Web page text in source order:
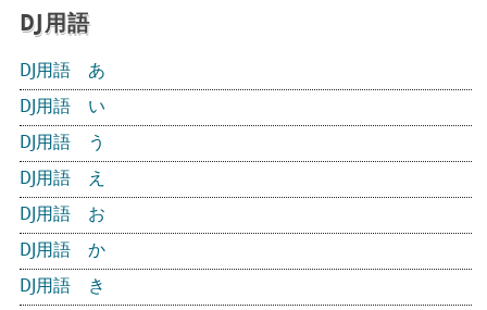
DJ用語
DJ用語 あ
DJ用語 い
DJ用語 う
DJ用語 え
DJ用語 お
DJ用語 か
DJ用語 き